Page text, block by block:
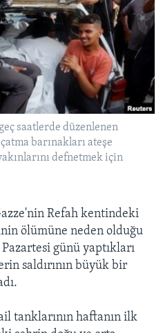
saatlerde düzenlenen
barınakları ateşe
defnetmek için
Refah kentindeki
ölümüne neden olduğu
günü yaptıkları
saldırının büyük bir
tanklarının haftanın ilk